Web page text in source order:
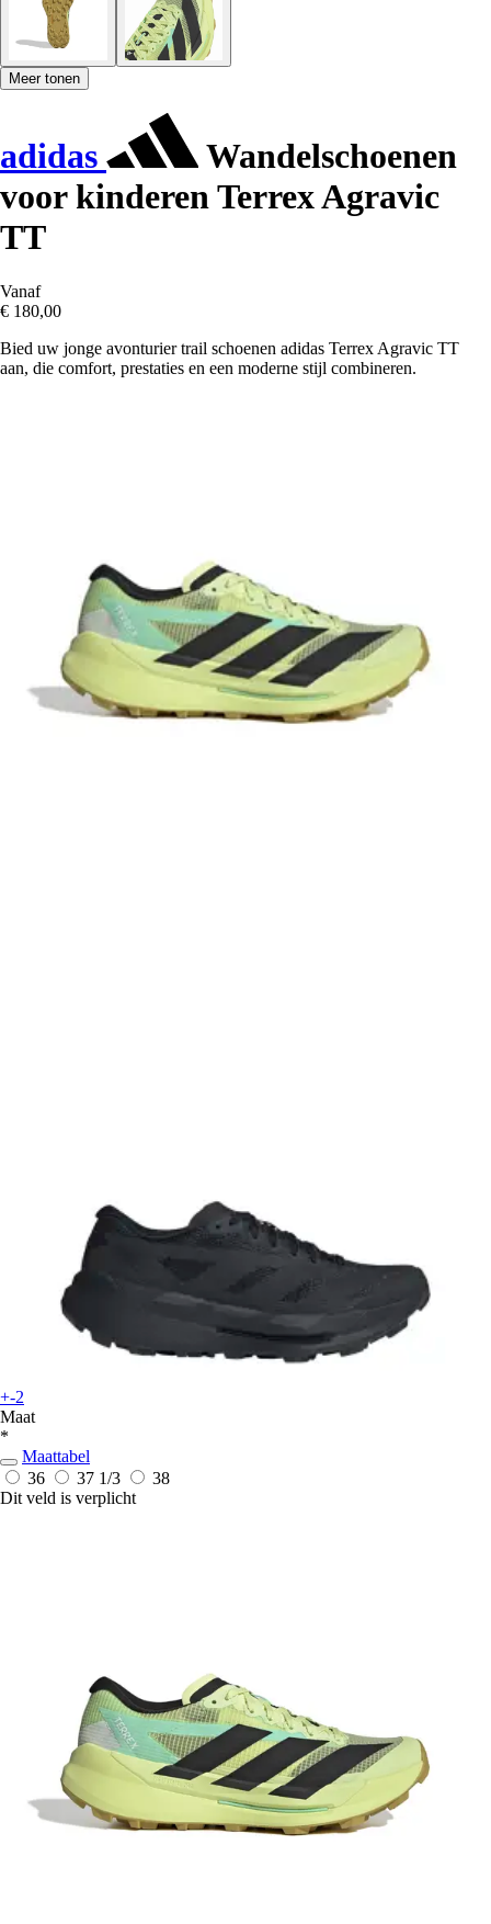
Meer tonen
adidas
Wandelschoenen
voor kinderen Terrex Agravic
TT
Vanaf
€ 180,00
Bied uw jonge avonturier trail schoenen adidas Terrex Agravic TT
aan, die comfort, prestaties en een moderne stijl combineren.
+-2
Maat
*
Maattabel
36
37 1/3
38
Dit veld is verplicht